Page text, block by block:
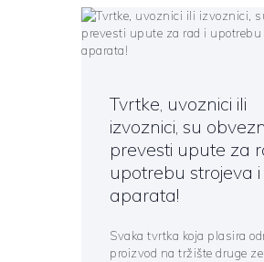
Tvrtke, uvoznici ili
izvoznici, su
prevesti upute za
upotrebu strojeva i
aparata!
Svaka tvrtka koja plasira
proizvod na tržište druge